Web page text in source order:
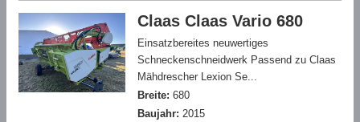
Claas Claas Vario 680
Einsatzbereites neuwertiges
Schneckenschneidwerk Passend zu Claas
Mähdrescher Lexion Se...
Breite: 680
Baujahr: 2015